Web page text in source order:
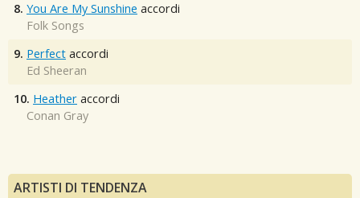
8. You Are My Sunshine accordi
Folk Songs
9. Perfect accordi
Ed Sheeran
10. Heather accordi
Conan Gray
ARTISTI DI TENDENZA